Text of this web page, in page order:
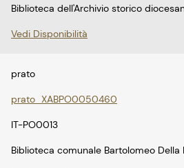
Biblioteca dell'Archivio storico
Vedi Disponibilità
prato
prato_XABPO0050460
IT-PO0013
Biblioteca comunale Bartolomeo Della